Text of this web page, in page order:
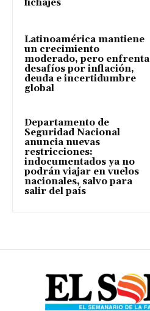
fichajes
Latinoamérica mantiene
un crecimiento
moderado, pero enfrenta
desafíos por inflación,
deuda e incertidumbre
global
Departamento de
Seguridad Nacional
anuncia nuevas
restricciones:
indocumentados ya no
podrán viajar en vuelos
nacionales, salvo para
salir del país